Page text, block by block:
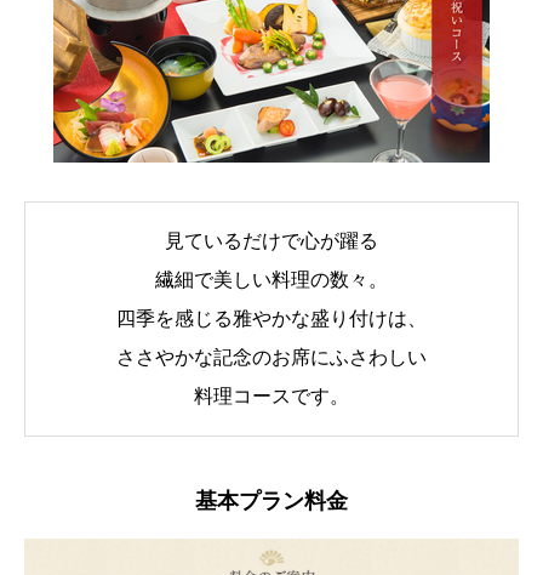
見ているだけで心が躍る
繊細で美しい料理の数々。
四季を感じる雅やかな盛り付けは、
ささやかな記念のお席にふさわしい
料理コースです。
基本プラン料金